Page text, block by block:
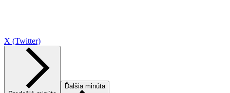
X (Twitter)
Ďalšia minúta